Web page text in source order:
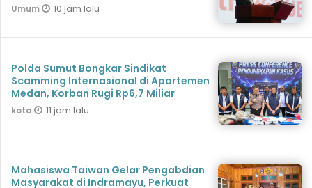
Umum 10 jam lalu
Polda Sumut Bongkar Sindikat
Scamming Internasional di Apartemen
Medan, Korban Rugi Rp6,7 Miliar
kota 11 jam lalu
Mahasiswa Taiwan Gelar Pengabdian
Masyarakat di Indramayu, Perkuat